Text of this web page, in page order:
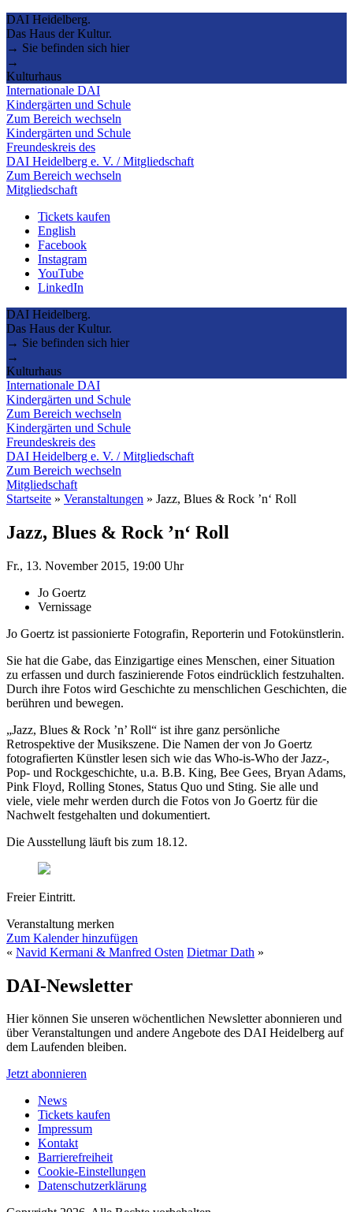
DAI Heidelberg.
Das Haus der Kultur.
→ Sie befinden sich hier
→
Kulturhaus
Internationale DAI
Kindergärten und Schule
Zum Bereich wechseln
Kindergärten und Schule
Freundeskreis des
DAI Heidelberg e. V. / Mitgliedschaft
Zum Bereich wechseln
Mitgliedschaft
Tickets kaufen
English
Facebook
Instagram
YouTube
LinkedIn
DAI Heidelberg.
Das Haus der Kultur.
→ Sie befinden sich hier
→
Kulturhaus
Internationale DAI
Kindergärten und Schule
Zum Bereich wechseln
Kindergärten und Schule
Freundeskreis des
DAI Heidelberg e. V. / Mitgliedschaft
Zum Bereich wechseln
Mitgliedschaft
Startseite » Veranstaltungen » Jazz, Blues & Rock ’n‘ Roll
Jazz, Blues & Rock ’n‘ Roll
Fr., 13. November 2015, 19:00 Uhr
Jo Goertz
Vernissage
Jo Goertz ist passionierte Fotografin, Reporterin und Fotokünstlerin.
Sie hat die Gabe, das Einzigartige eines Menschen, einer Situation
zu erfassen und durch faszinierende Fotos eindrücklich festzuhalten.
Durch ihre Fotos wird Geschichte zu menschlichen Geschichten, die
berühren und bewegen.
„Jazz, Blues & Rock ’n’ Roll“ ist ihre ganz persönliche
Retrospektive der Musikszene. Die Namen der von Jo Goertz
fotografierten Künstler lesen sich wie das Who‐is‐Who der Jazz‐,
Pop‐ und Rockgeschichte, u.a. B.B. King, Bee Gees, Bryan Adams,
Pink Floyd, Rolling Stones, Status Quo und Sting. Sie alle und
viele, viele mehr werden durch die Fotos von Jo Goertz für die
Nachwelt festgehalten und dokumentiert.
Die Ausstellung läuft bis zum 18.12.
Freier Eintritt.
Veranstaltung merken
Zum Kalender hinzufügen
« Navid Kermani & Manfred Osten Dietmar Dath »
DAI-Newsletter
Hier können Sie unseren wöchentlichen Newsletter abonnieren und
über Veranstaltungen und andere Angebote des DAI Heidelberg auf
dem Laufenden bleiben.
Jetzt abonnieren
News
Tickets kaufen
Impressum
Kontakt
Barrierefreiheit
Cookie-Einstellungen
Datenschutzerklärung